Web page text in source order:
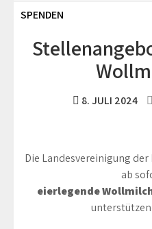
SPENDEN
8. JULI 2024
Die Landesvereinigung der
ab
eierlegende